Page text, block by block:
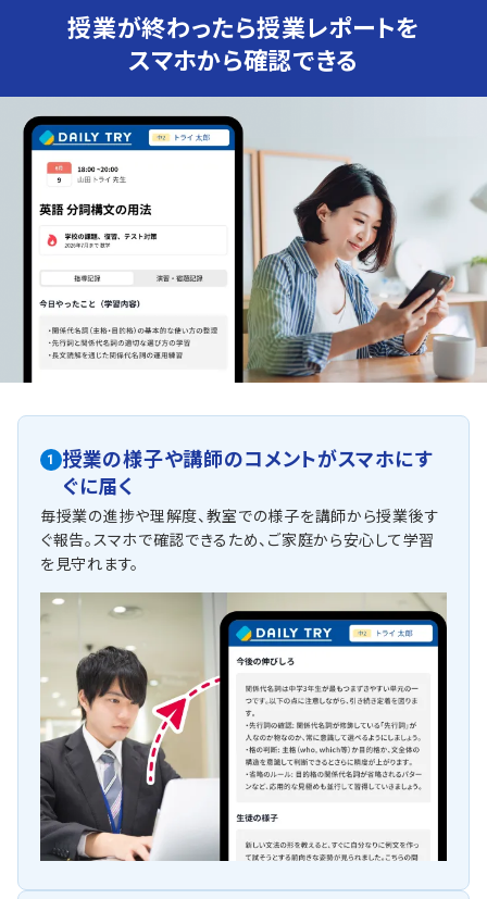
授業が終わったら授業レポートを
スマホから確認できる
1
授業の様子や講師のコメントがスマホにす
ぐに届く
毎授業の進捗や理解度、教室での様子を講師から授業後す
ぐ報告。スマホで確認できるため、ご家庭から安心して学習
を見守れます。